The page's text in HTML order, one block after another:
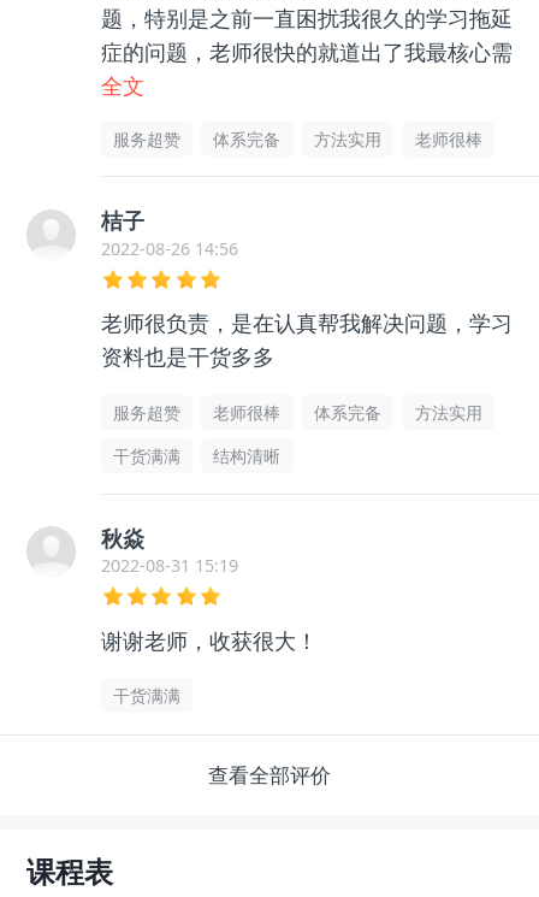
题，特别是之前一直困扰我很久的学习拖延
症的问题，老师很快的就道出了我最核心需
要解决的点，我照着做，真的让我不再那么
全文
服务超赞 体系完备 方法实用 老师很棒
桔子
2022-08-26 14:56
老师很负责，是在认真帮我解决问题，学习
资料也是干货多多
服务超赞 老师很棒 体系完备
方法实用
干货满满
结构清晰
秋焱
2022-08-31 15:19
谢谢老师，收获很大！
干货满满
查看全部评价
课程表